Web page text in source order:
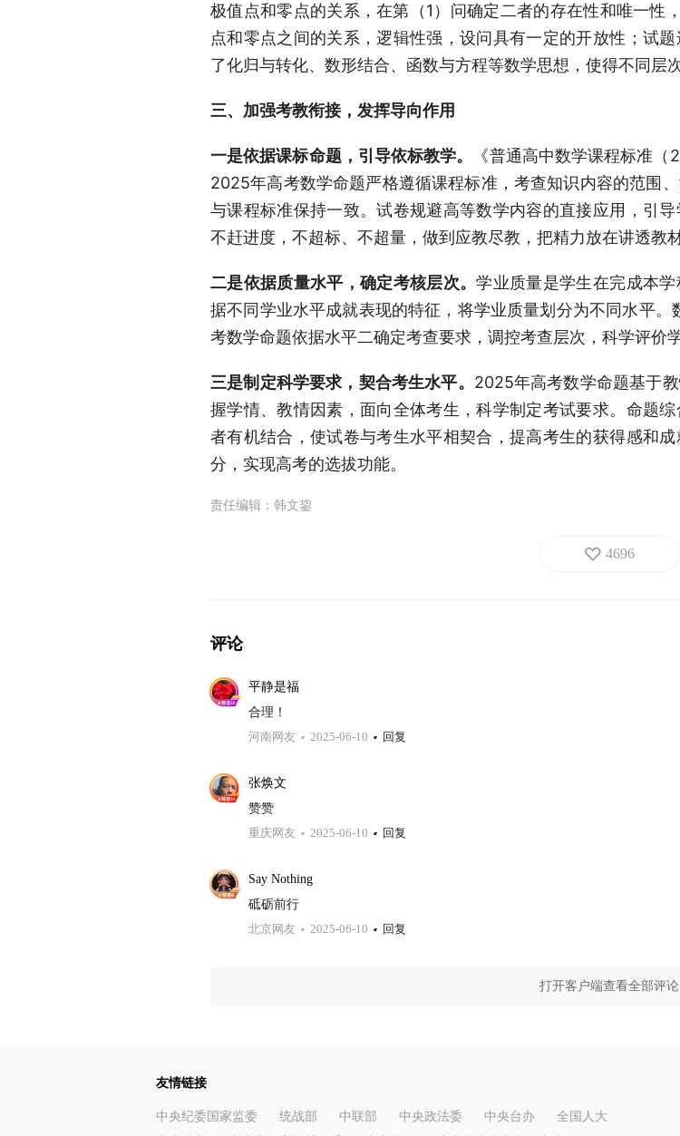
极值点和零点的关系，在第（1）问确定二者的存在性和唯一性
点和零点之间的关系，逻辑性强，设问具有一定的开放性；试
了化归与转化、数形结合、函数与方程等数学思想，使得不同层
三、加强考教衔接，发挥导向作用
一是依据课标命题，引导依标教学。
《普通高中数学课程标准
2025年高考数学命题严格遵循课程标准，考查知识内容的范围
与课程标准保持一致。试卷规避高等数学内容的直接应用，引
不赶进度，不超标、不超量，做到应教尽教，把精力放在讲透教
二是依据质量水平，确定考核层次。学业质量是学生在完成本
据不同学业水平成就表现的特征，将学业质量划分为不同水平
考数学命题依据水平二确定考查要求，调控考查层次，科学评价
三是制定科学要求，契合考生水平。 2025年高考数学命题基于
握学情、教情因素，面向全体考生，科学制定考试要求。命题
者有机结合，使试卷与考生水平相契合，提高考生的获得感和
分，实现高考的选拔功能。
责任编辑： 韩文鋆
4696
评论
平静是福
合理！
河南网友
2025-06-10 回复
张焕文
赞赞
重庆网友
2025-06-10 回复
Say Nothing
砥砺前行
北京网友
2025-06-10 回复
打开客户端查看全部评论
友情链接
中央纪委国家监委 统战部 中联部 中央政法委 中央台办
全国人大